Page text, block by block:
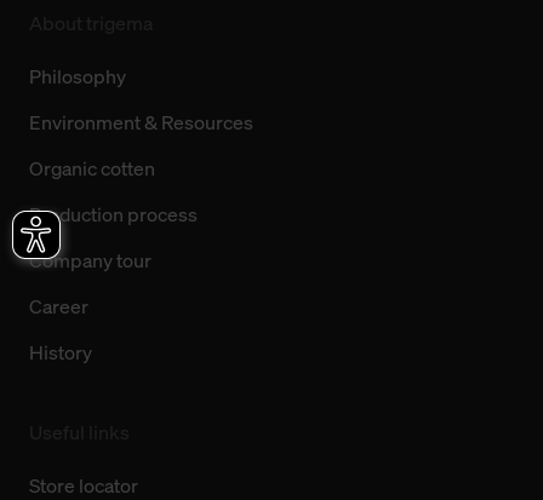
Philosophy
Environment & Resources
Organic cotten
Production process
Company tour
Career
History
Store locator